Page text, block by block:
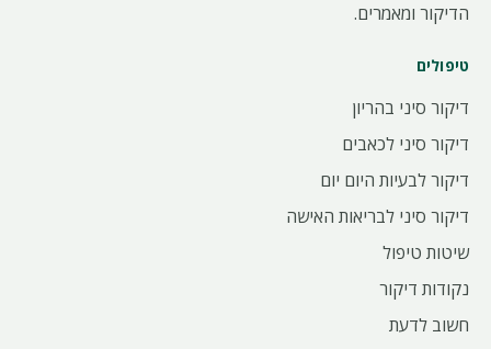
הדיקור ומאמרים.
טיפולים
דיקור סיני בהריון
דיקור סיני לכאבים
דיקור לבעיות היום יום
דיקור סיני לבריאות האישה
שיטות טיפול
נקודות דיקור
חשוב לדעת